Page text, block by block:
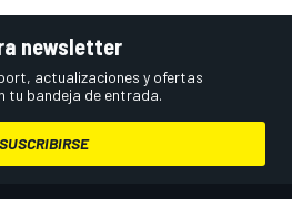
newsletter
actualizaciones y ofertas
tu bandeja de entrada.
SUSCRIBIRSE